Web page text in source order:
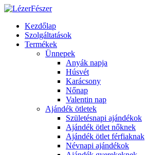
Kezdőlap
Szolgáltatások
Termékek
Ünnepek
Anyák napja
Húsvét
Karácsony
Nőnap
Valentin nap
Ajándék ötletek
Születésnapi ajándékok
Ajándék ötlet nőknek
Ajándék ötlet férfiaknak
Névnapi ajándékok